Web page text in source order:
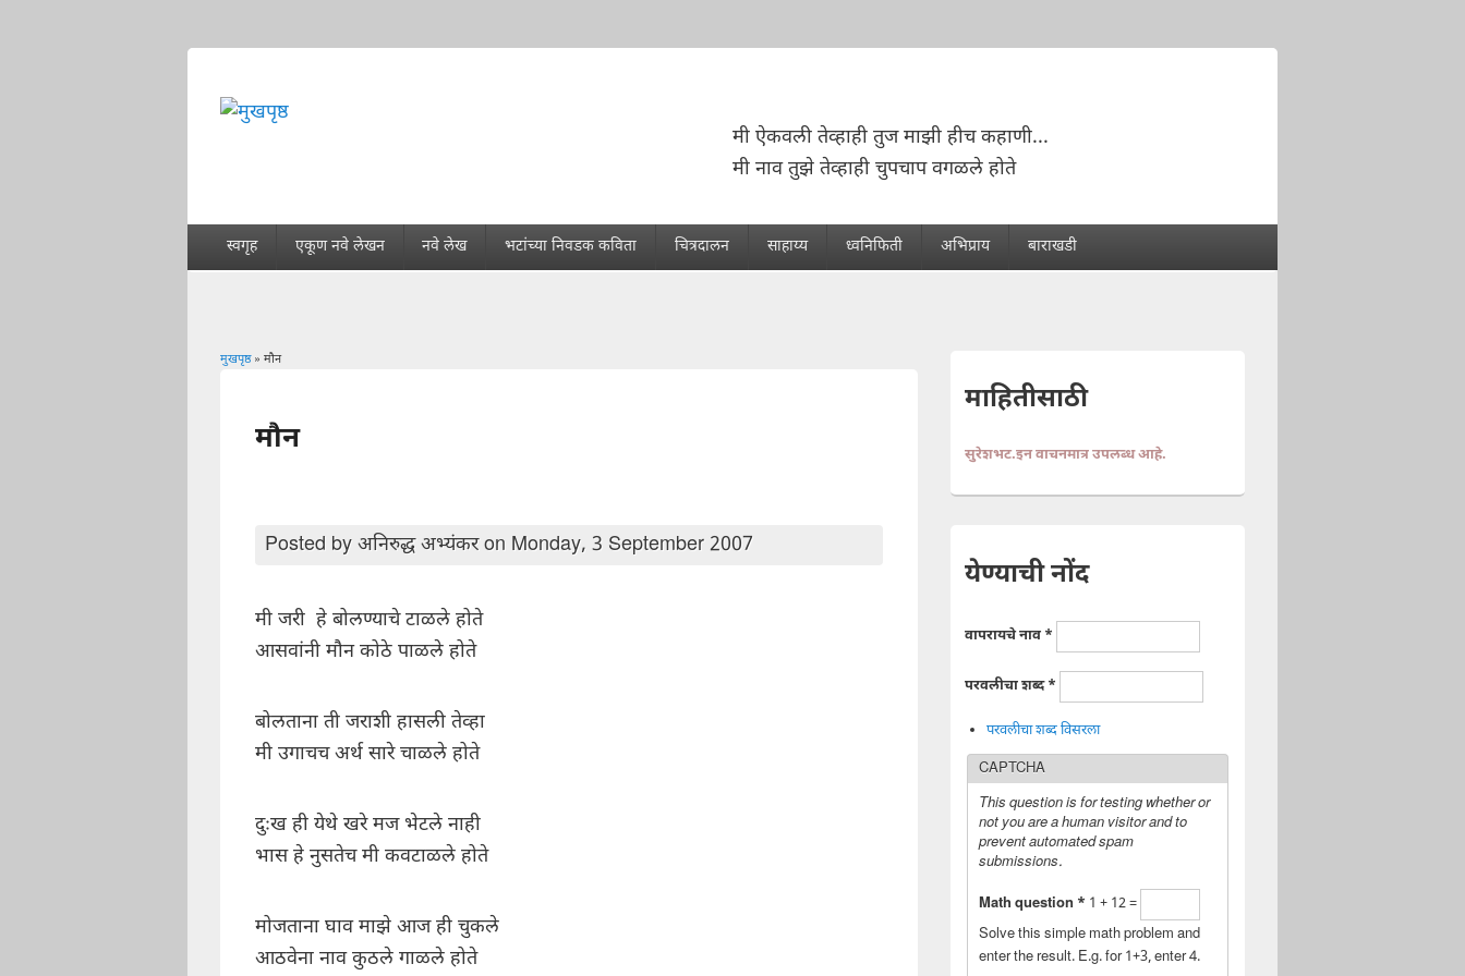
मी ऐकवली तेव्हाही तुज माझी हीच कहाणी...
मी नाव तुझे तेव्हाही चुपचाप वगळले होते
स्वगृह एकूण नवे लेखन नवे लेख भटांच्या निवडक कविता चित्रदालन साहाय्य ध्वनिफिती अभिप्राय बाराखडी
मुखपृष्ठ» मौन
मौन
Posted by अनिरुद्ध अभ्यंकरon Monday, 3 September 2007
मी जरी हे बोलण्याचे टाळले होते
आसवांनी मौन कोठे पाळले होते
बोलताना ती जराशी हासली तेव्हा
मी उगाचच अर्थ सारे चाळले होते
दुःख ही येथे खरे मज भेटले नाही
भास हे नुसतेच मी कवटाळले होते
मोजताना घाव माझे आज ही चुकले
आठवेना नाव कुठले गाळले होते
माहितीसाठी
सुरेशभट.इन वाचनमात्र उपलब्ध आहे.
येण्याची नोंद
वापरायचे नाव *
परवलीचा शब्द*
परवलीचा शब्द विसरला
CAPTCHA
This question is for testing whether or
not you are a human visitor and to
prevent automated spam
submissions.
Math question * 1 + 12 =
Solve this simple math problem and
enter the result. E.g. for 1+3, enter 4.